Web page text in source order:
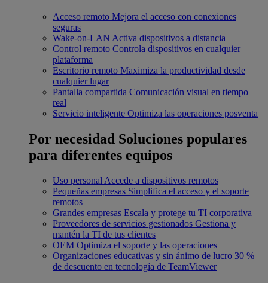
Acceso remoto Mejora el acceso con conexiones
seguras
Wake-on-LAN Activa dispositivos a distancia
Control remoto Controla dispositivos en cualquier
plataforma
Escritorio remoto Maximiza la productividad desde
cualquier lugar
Pantalla compartida Comunicación visual en tiempo
real
Servicio inteligente Optimiza las operaciones posventa
Por necesidad Soluciones populares
para diferentes equipos
Uso personal Accede a dispositivos remotos
Pequeñas empresas Simplifica el acceso y el soporte
remotos
Grandes empresas Escala y protege tu TI corporativa
Proveedores de servicios gestionados Gestiona y
mantén la TI de tus clientes
OEM Optimiza el soporte y las operaciones
Organizaciones educativas y sin ánimo de lucro 30 %
de descuento en tecnología de TeamViewer